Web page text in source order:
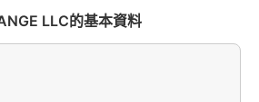
LLC的基本資料